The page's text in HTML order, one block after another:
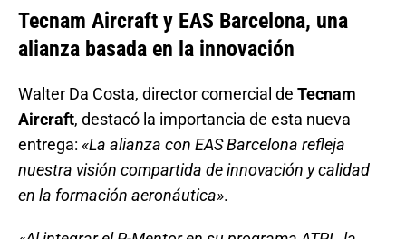
Tecnam Aircraft y EAS Barcelona, una
alianza basada en la innovación
Walter Da Costa, director comercial de Tecnam
Aircraft, destacó la importancia de esta nueva
entrega: «La alianza con EAS Barcelona refleja
nuestra visión compartida de innovación y calidad
en la formación aeronáutica».